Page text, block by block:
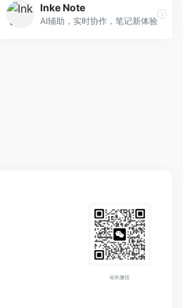
Inke Note
AI辅助，实时协作，笔记新体验
站长微信